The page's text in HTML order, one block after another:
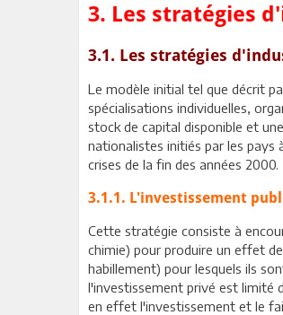
3. Les stratégies
3.1. Les stratégies
Le modèle initial tel que décrit
spécialisations individuelles,
stock de capital disponible et
nationalistes initiés par les pays
crises de la fin des années 2000.
3.1.1. L'investissement
Cette stratégie consiste à
chimie) pour produire un effet
habillement) pour lesquels ils
l'investissement privé est limité
en effet l'investissement et le